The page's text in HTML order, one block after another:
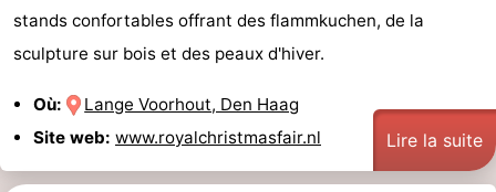
stands confortables offrant des flammkuchen, de la
sculpture sur bois et des peaux d'hiver.
Où:
Lange Voorhout, Den Haag
Site web: www.royalchristmasfair.nl Lire la suite